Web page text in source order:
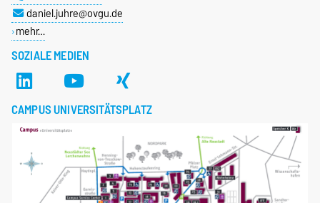
SOZIALE MEDIEN
daniel.juhre@ovgu.de
mehr…
CAMPUS UNIVERSITÄTSPLATZ